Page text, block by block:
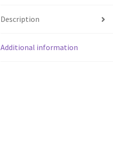
Description
Additional information